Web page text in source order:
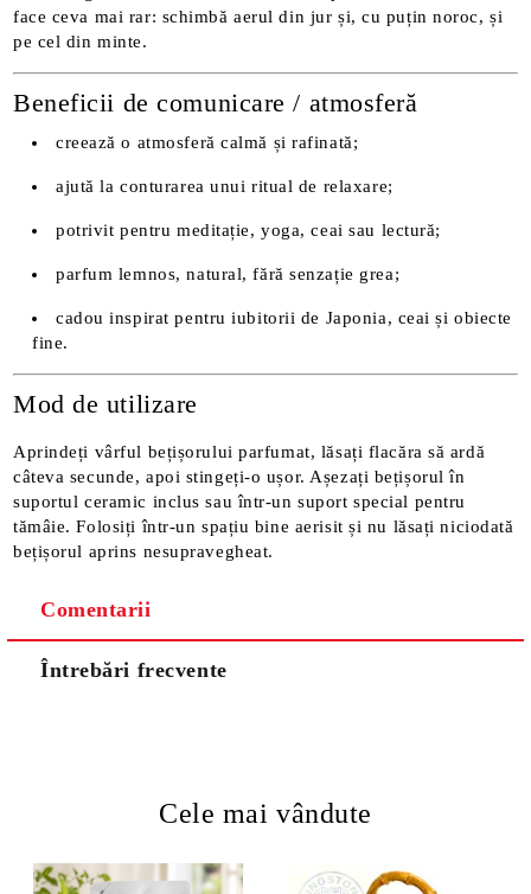
face ceva mai rar: schimbă aerul din jur și, cu puțin noroc, și
pe cel din minte.
Beneficii de comunicare / atmosferă
creează o atmosferă calmă și rafinată;
ajută la conturarea unui ritual de relaxare;
potrivit pentru meditație, yoga, ceai sau lectură;
parfum lemnos, natural, fără senzație grea;
cadou inspirat pentru iubitorii de Japonia, ceai și obiecte
fine.
Mod de utilizare
Aprindeți vârful bețișorului parfumat, lăsați flacăra să ardă
câteva secunde, apoi stingeți-o ușor. Așezați bețișorul în
suportul ceramic inclus sau într-un suport special pentru
tămâie. Folosiți într-un spațiu bine aerisit și nu lăsați niciodată
bețișorul aprins nesupravegheat.
Comentarii
Întrebări frecvente
Cele mai vândute